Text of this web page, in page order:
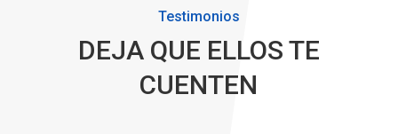
Testimonios
DEJA QUE ELLOS TE
CUENTEN